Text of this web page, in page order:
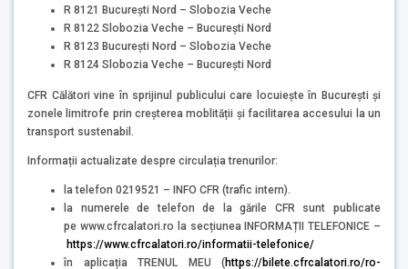
R 8121 București Nord – Slobozia Veche
R 8122 Slobozia Veche – București Nord
R 8123 București Nord – Slobozia Veche
R 8124 Slobozia Veche – București Nord
CFR Călători vine în sprijinul publicului care locuiește în București și
zonele limitrofe prin creșterea moblității și facilitarea accesului la un
transport sustenabil.
Informații actualizate despre circulația trenurilor:
la telefon 0219521 – INFO CFR (trafic intern).
la numerele de telefon de la gările CFR sunt publicate
pe www.cfrcalatori.ro la secțiunea INFORMAȚII TELEFONICE –
https://www.cfrcalatori.ro/informatii-telefonice/
în aplicația TRENUL MEU (https://bilete.cfrcalatori.ro/ro-